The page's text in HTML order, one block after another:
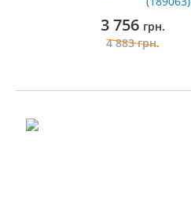
3 756 грн.
4 883грн.